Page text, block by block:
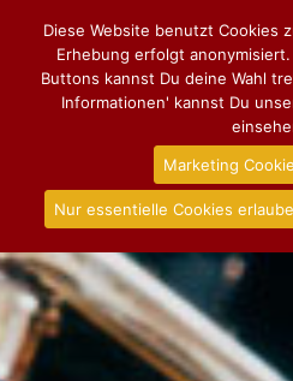
Diese Website benutzt Cookies
Erhebung erfolgt
Buttons kannst Du deine Wahl
Informationen' kannst Du
Marketing
Nur essentielle Cookies